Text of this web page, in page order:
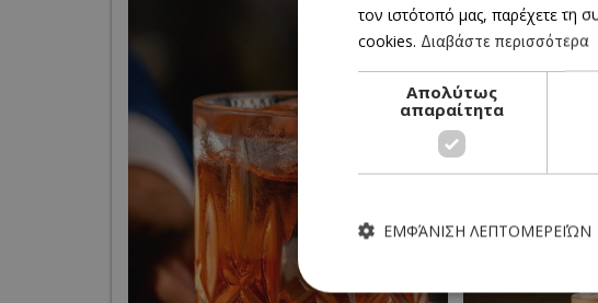
τον ιστότοπό μας, παρέχετε τη
cookies. Διαβάστε περισσότερα
Απολύτως
απαραίτητα
ΕΜΦΆΝΙΣΗ ΛΕΠΤΟΜΕΡΕΙΏΝ